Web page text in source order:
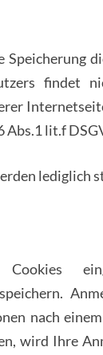
findet
Abs.1 lit.f
lediglich
nach
wird Ihre